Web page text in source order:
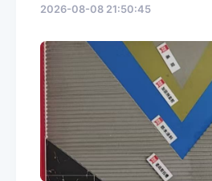
2026-08-08 21:50:45